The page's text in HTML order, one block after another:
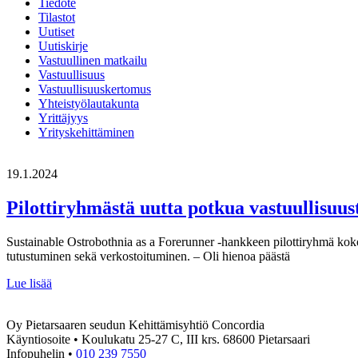
Tilastot
Uutiset
Uutiskirje
Vastuullinen matkailu
Vastuullisuus
Vastuullisuuskertomus
Yhteistyölautakunta
Yrittäjyys
Yrityskehittäminen
19.1.2024
Pilottiryhmästä uutta potkua
Sustainable Ostrobothnia as a Forerunner -hankkeen pilottiryhmä
tutustuminen sekä verkostoituminen. – Oli hienoa päästä
Lue lisää
vastuullisuustyöhön
ja
kiertotalousajatteluun
Oy Pietarsaaren seudun Kehittämisyhtiö Concordia
Käyntiosoite • Koulukatu 25-27 C, III krs. 68600 Pietarsaari
Infopuhelin • 010 239 7550